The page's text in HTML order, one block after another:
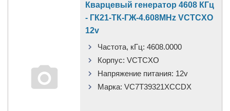
Кварцевый генератор 4608 КГц
- ГК21-ТК-ГЖ-4.608MHz VCTCXO
12v
Частота, кГц: 4608.0000
Корпус: VCTCXO
Напряжение питания: 12v
Марка: VC7T39321XCCDX